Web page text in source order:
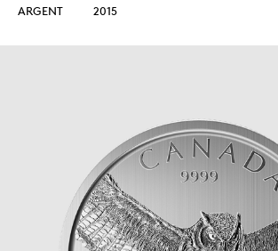
ARGENT 2015